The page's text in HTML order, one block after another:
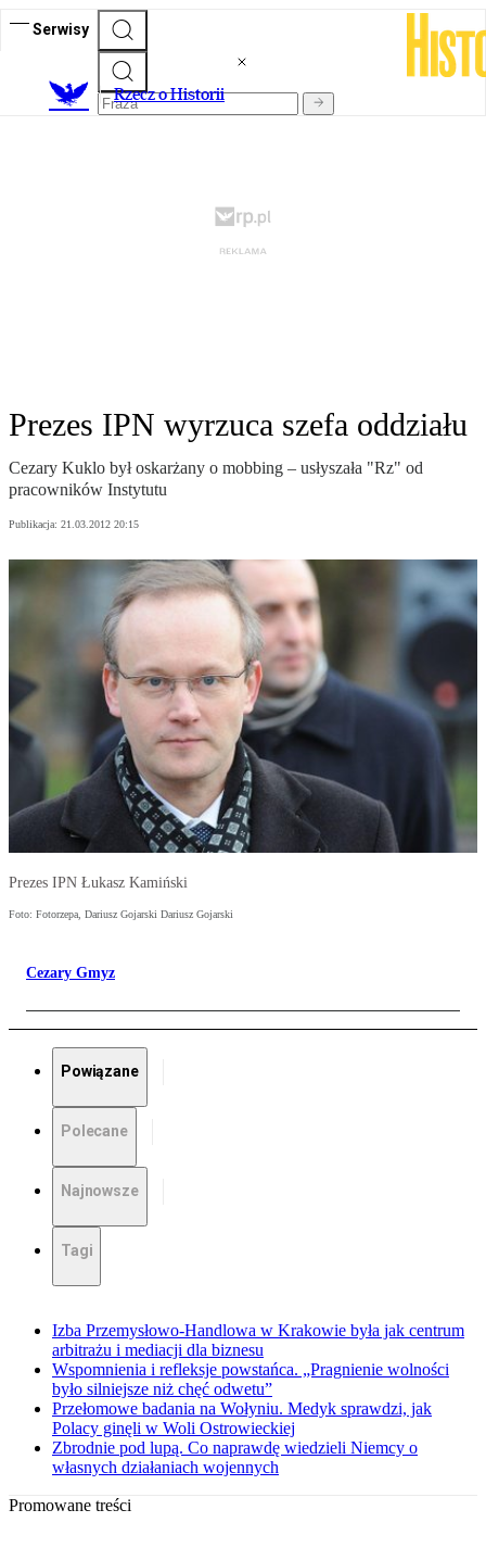
Serwisy
Rzecz o Historii
Prezes IPN wyrzuca szefa oddziału
Cezary Kuklo był oskarżany o mobbing – usłyszała "Rz" od
pracowników Instytutu
Publikacja: 21.03.2012 20:15
Prezes IPN Łukasz Kamiński
Foto: Fotorzepa, Dariusz Gojarski Dariusz Gojarski
Cezary Gmyz
Powiązane
Polecane
Najnowsze
Tagi
Izba Przemysłowo-Handlowa w Krakowie była jak centrum
arbitrażu i mediacji dla biznesu
Wspomnienia i refleksje powstańca. „Pragnienie wolności
było silniejsze niż chęć odwetu”
Przełomowe badania na Wołyniu. Medyk sprawdzi, jak
Polacy ginęli w Woli Ostrowieckiej
Zbrodnie pod lupą. Co naprawdę wiedzieli Niemcy o
własnych działaniach wojennych
Promowane treści